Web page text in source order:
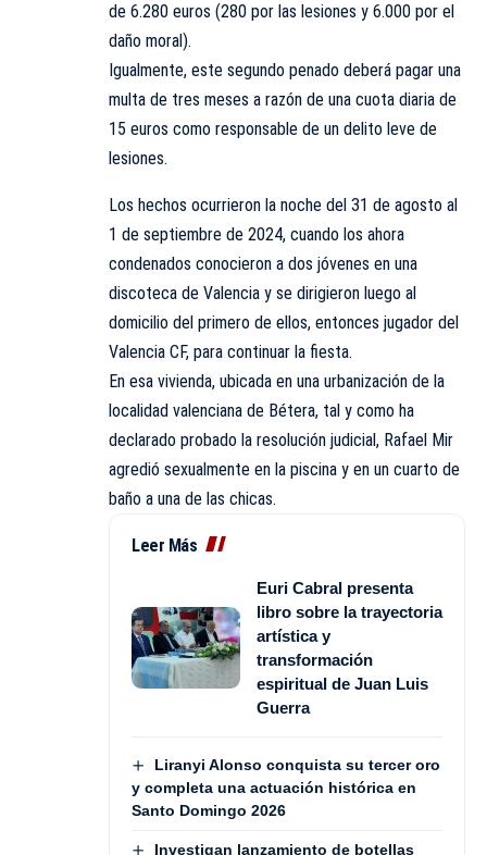
de 6.280 euros (280 por las lesiones y 6.000 por el
daño moral).
Igualmente, este segundo penado deberá pagar una
multa de tres meses a razón de una cuota diaria de
15 euros como responsable de un delito leve de
lesiones.
Los hechos ocurrieron la noche del 31 de agosto al
1 de septiembre de 2024, cuando los ahora
condenados conocieron a dos jóvenes en una
discoteca de Valencia y se dirigieron luego al
domicilio del primero de ellos, entonces jugador del
Valencia CF, para continuar la fiesta.
En esa vivienda, ubicada en una urbanización de la
localidad valenciana de Bétera, tal y como ha
declarado probado la resolución judicial, Rafael Mir
agredió sexualmente en la piscina y en un cuarto de
baño a una de las chicas.
Leer Más
Euri Cabral presenta
libro sobre la trayectoria
artística y
transformación
espiritual de Juan Luis
Guerra
Liranyi Alonso conquista su tercer oro
y completa una actuación histórica en
Santo Domingo 2026
Investigan lanzamiento de botellas